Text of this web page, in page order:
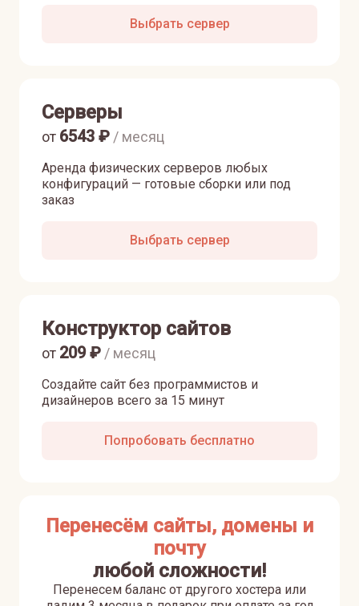
Выбрать сервер
Серверы
Аренда физических серверов любых
конфигураций — готовые сборки или под
заказ
от 6543 ₽ / месяц
Выбрать сервер
Конструктор сайтов
Создайте сайт без программистов и
дизайнеров всего за 15 минут
от 209₽ / месяц
Попробовать бесплатно
Перенесём сайты, домены и
почту
любой сложности!
Перенесем баланс от другого хостера или